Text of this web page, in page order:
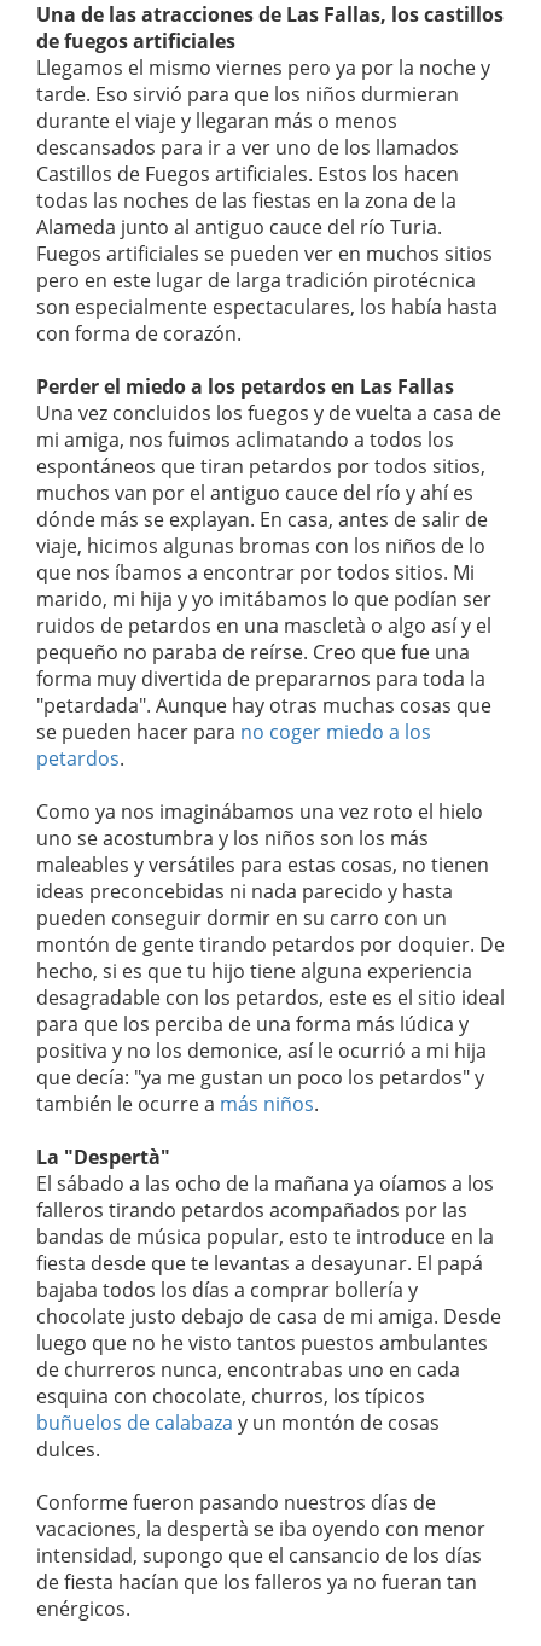
Una de las atracciones de Las Fallas, los castillos
de fuegos artificiales
Llegamos el mismo viernes pero ya por la noche y
tarde. Eso sirvió para que los niños durmieran
durante el viaje y llegaran más o menos
descansados para ir a ver uno de los llamados
Castillos de Fuegos artificiales. Estos los hacen
todas las noches de las fiestas en la zona de la
Alameda junto al antiguo cauce del río Turia.
Fuegos artificiales se pueden ver en muchos sitios
pero en este lugar de larga tradición pirotécnica
son especialmente espectaculares, los había hasta
con forma de corazón.
Perder el miedo a los petardos en Las Fallas
Una vez concluidos los fuegos y de vuelta a casa de
mi amiga, nos fuimos aclimatando a todos los
espontáneos que tiran petardos por todos sitios,
muchos van por el antiguo cauce del río y ahí es
dónde más se explayan. En casa, antes de salir de
viaje, hicimos algunas bromas con los niños de lo
que nos íbamos a encontrar por todos sitios. Mi
marido, mi hija y yo imitábamos lo que podían ser
ruidos de petardos en una mascletà o algo así y el
pequeño no paraba de reírse. Creo que fue una
forma muy divertida de prepararnos para toda la
"petardada". Aunque hay otras muchas cosas que
se pueden hacer para no coger miedo a los
petardos.
Como ya nos imaginábamos una vez roto el hielo
uno se acostumbra y los niños son los más
maleables y versátiles para estas cosas, no tienen
ideas preconcebidas ni nada parecido y hasta
pueden conseguir dormir en su carro con un
montón de gente tirando petardos por doquier. De
hecho, si es que tu hijo tiene alguna experiencia
desagradable con los petardos, este es el sitio ideal
para que los perciba de una forma más lúdica y
positiva y no los demonice, así le ocurrió a mi hija
que decía: "ya me gustan un poco los petardos" y
también le ocurre a más niños.
La "Despertà"
El sábado a las ocho de la mañana ya oíamos a los
falleros tirando petardos acompañados por las
bandas de música popular, esto te introduce en la
fiesta desde que te levantas a desayunar. El papá
bajaba todos los días a comprar bollería y
chocolate justo debajo de casa de mi amiga. Desde
luego que no he visto tantos puestos ambulantes
de churreros nunca, encontrabas uno en cada
esquina con chocolate, churros, los típicos
buñuelos de calabaza y un montón de cosas
dulces.
Conforme fueron pasando nuestros días de
vacaciones, la despertà se iba oyendo con menor
intensidad, supongo que el cansancio de los días
de fiesta hacían que los falleros ya no fueran tan
enérgicos.